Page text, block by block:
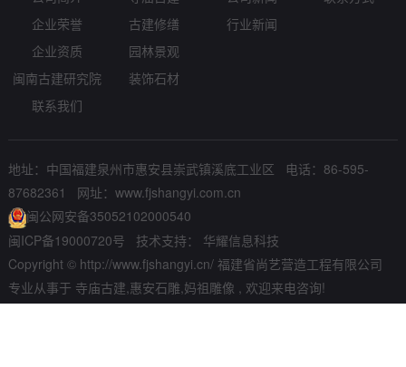
企业荣誉
企业资质
闽南古建研究院
联系我们
古建修缮
园林景观
装饰石材
行业新闻
地址：中国福建泉州市惠安县崇武镇溪底工业区 电话：86-595-
87682361 网址： www.fjshangyi.com.cn
闽公网安备35052102000540
闽ICP备19000720号 技术支持： 华耀信息科技
Copyright © http://www.fjshangyi.cn/ 福建省尚艺营造工程有限公司
专业从事于 寺庙古建,惠安石雕,妈祖雕像 , 欢迎来电咨询!